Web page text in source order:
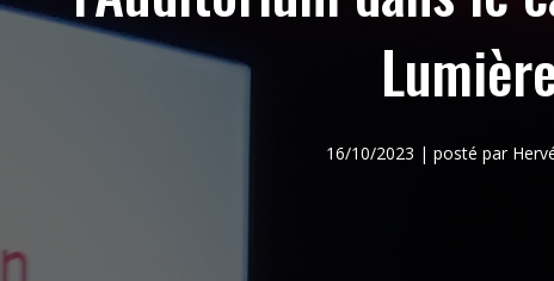
16/10/2023 | posté par